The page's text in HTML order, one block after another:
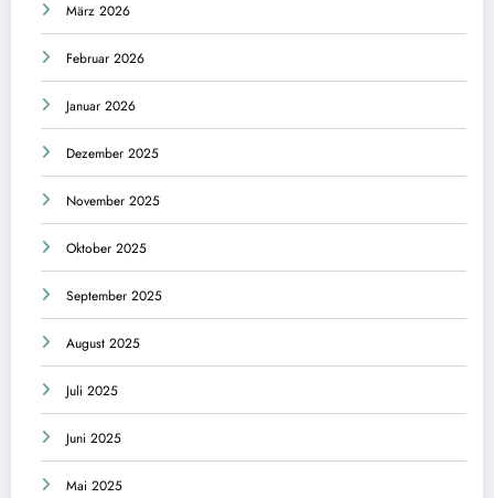
März 2026
Februar 2026
Januar 2026
Dezember 2025
November 2025
Oktober 2025
September 2025
August 2025
Juli 2025
Juni 2025
Mai 2025